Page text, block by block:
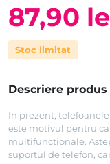
Prețul
inițial
a
fost:
164,90 lei.
87,90
Prețul
curent
este:
87,90 lei.
Stoc limitat
Descriere produs
In prezent,
este motivul pentru
multifunctionale.
suportul de telefon,